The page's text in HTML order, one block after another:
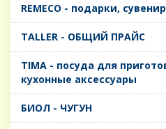
REMECO - подарки,
TALLER - ОБЩИЙ ПРАЙС
TIMA - посуда для
кухонные аксессуары
БИОЛ - ЧУГУН